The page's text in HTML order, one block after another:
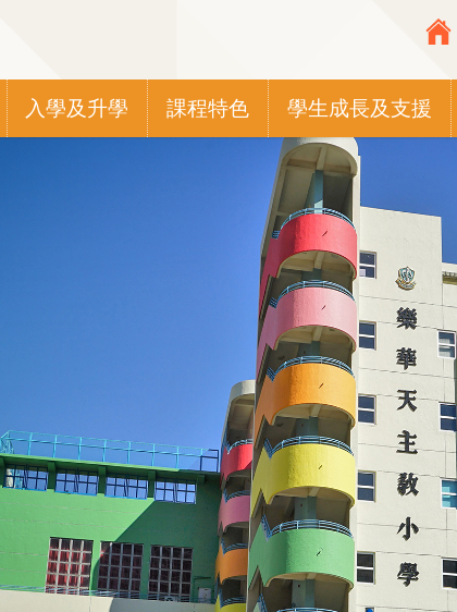
Top
Media
Icon
Button
入學及升學 課程特色 學生成長及支援